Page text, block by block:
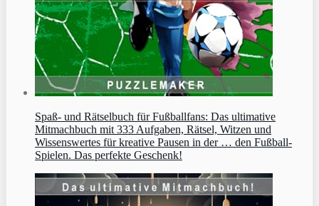
Spaß- und Rätselbuch für Fußballfans: Das ultimative
Mitmachbuch mit 333 Aufgaben, Rätsel, Witzen und
Wissenswertes für kreative Pausen in der … den Fußball-
Spielen. Das perfekte Geschenk!